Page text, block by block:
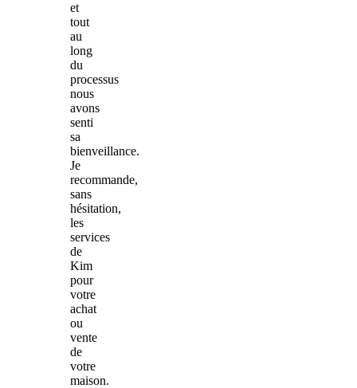
et
tout
au
long
du
processus
nous
avons
senti
sa
bienveillance.
Je
recommande,
sans
hésitation,
les
services
de
Kim
pour
votre
achat
ou
vente
de
votre
maison.